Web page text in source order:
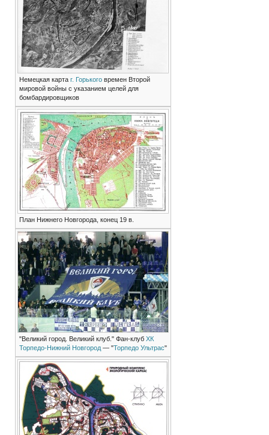
Немецкая карта г. Горькоговремен Второй
мировой войны с указанием целей для
бомбардировщиков
План Нижнего Новгорода, конец 19 в.
"Великий город. Великий клуб." Фан-клуб ХК
Торпедо-Нижний Новгород— "Торпедо Ультрас"